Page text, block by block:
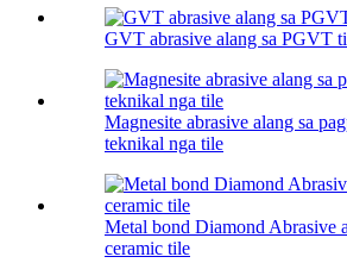
GVT abrasive alang sa PGVT
Magnesite abrasive alang sa
teknikal nga tile
Metal bond Diamond Abrasive
ceramic tile